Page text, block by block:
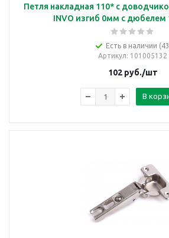
Петля накладная 110* с
INVO изгиб 0мм с дюбелем
Есть в наличии
Артикул: 101005132
102руб./шт
В